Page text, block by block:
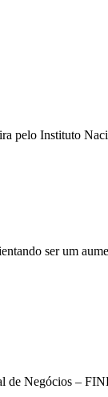
pelo Instituto
ser um
de Negócios –